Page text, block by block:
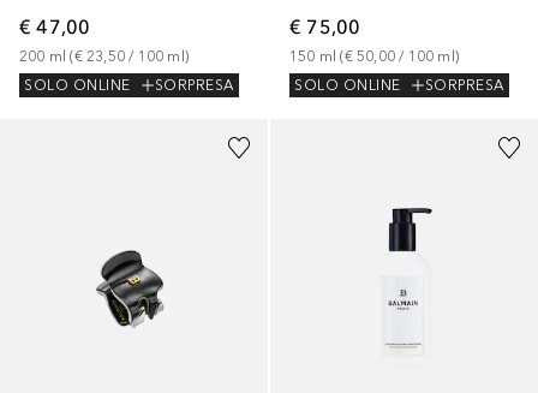
€ 47,00
200 ml (€ 23,50 / 100 ml)
SOLO ONLINE
SORPRESA
€ 75,00
150 ml (€ 50,00 / 100 ml)
SOLO ONLINE
SORPRESA